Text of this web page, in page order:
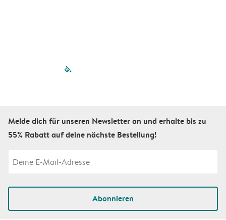
filled-pagination
Melde dich für unseren Newsletter an und erhalte bis zu
55% Rabatt auf deine nächste Bestellung!
Abonnieren